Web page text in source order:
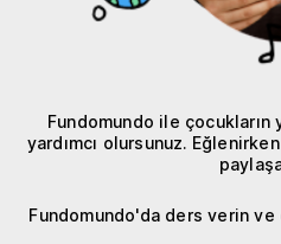
Fundomundo ile
yardımcı olursunuz.
Fundomundo'da ders verin